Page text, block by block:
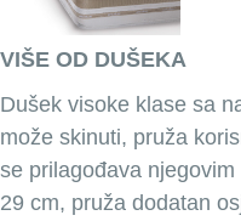
VIŠE OD DUŠEKA
Dušek visoke klase sa
može skinuti, pruža
se prilagođava
29 cm, pruža dodatan